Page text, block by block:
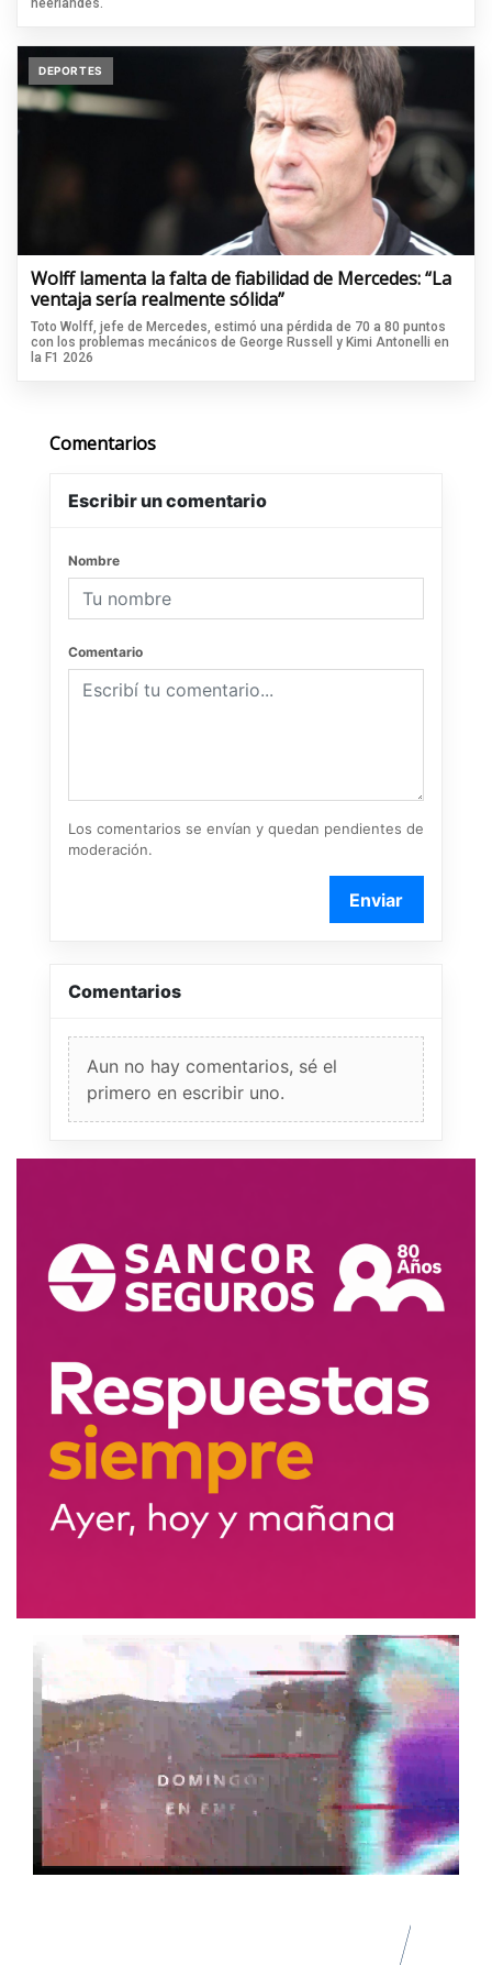
DEPORTES
Wolff lamenta la falta de fiabilidad de Mercedes: “La
ventaja sería realmente sólida”
Toto Wolff, jefe de Mercedes, estimó una pérdida de 70 a 80 puntos
con los problemas mecánicos de George Russell y Kimi Antonelli en
la F1 2026
Comentarios
Escribir un comentario
Nombre
Comentario
Los comentarios se envían y quedan pendientes de
moderación.
Enviar
Comentarios
Aun no hay comentarios, sé el
primero en escribir uno.